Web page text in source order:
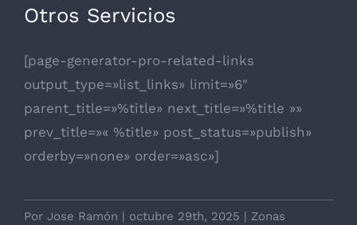
Otros Servicios
[page-generator-pro-related-links
output_type=»list_links» limit=»6″
parent_title=»%title» next_title=»%title »»
prev_title=»« %title» post_status=»publish»
orderby=»none» order=»asc»]
Por Jose Ramón octubre 29th, 2025 Zonas